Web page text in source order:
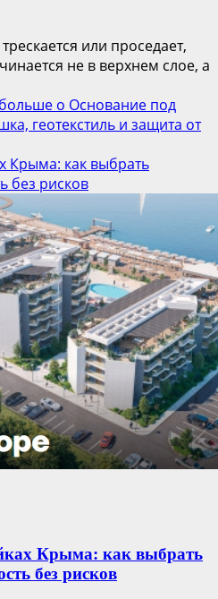
или проседает,
не в верхнем слое, а
о Основание под
геотекстиль и защита от
Крыма: как выбрать
без рисков
Крыма: как выбрать
без рисков